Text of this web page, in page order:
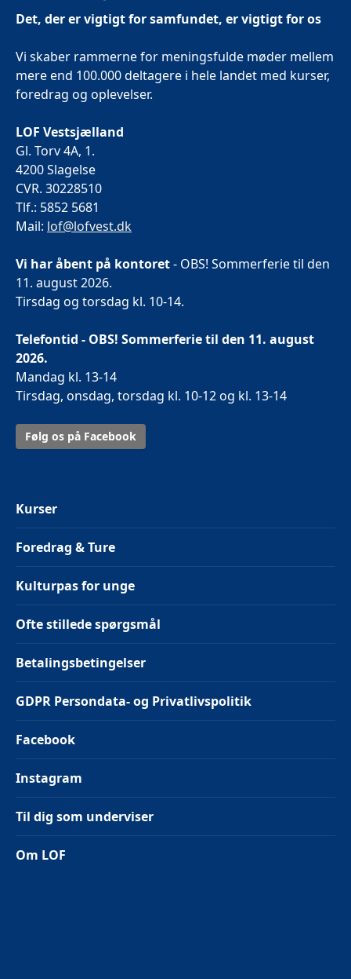
Det, der er vigtigt for samfundet, er vigtigt for os
Vi skaber rammerne for meningsfulde møder mellem
mere end 100.000 deltagere i hele landet med kurser,
foredrag og oplevelser.
LOF Vestsjælland
Gl. Torv 4A, 1.
4200 Slagelse
CVR. 30228510
Tlf.: 5852 5681
Mail: lof@lofvest.dk
Vi har åbent på kontoret- OBS! Sommerferie til den
11. august 2026.
Tirsdag og torsdag kl. 10-14.
Telefontid - OBS! Sommerferie til den 11. august
2026.
Mandag kl. 13-14
Tirsdag, onsdag, torsdag kl. 10-12 og kl. 13-14
Følg os på Facebook
Kurser
Foredrag & Ture
Kulturpas for unge
Ofte stillede spørgsmål
Betalingsbetingelser
GDPR Persondata- og Privatlivspolitik
Facebook
Instagram
Til dig som underviser
Om LOF